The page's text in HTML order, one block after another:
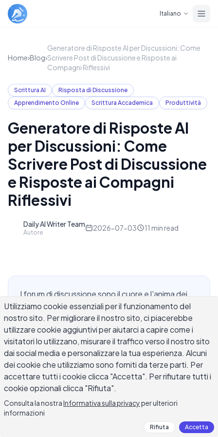
Italiano
Home›Blog›
Generatore di Risposte AI per Discussioni: Come
Scrivere Post di Discussione e Risposte ai
Compagni Riflessivi
Scrittura AI
Risposta di Discussione
Apprendimento Online
Scrittura Accademica Produttività
Generatore di Risposte AI
per Discussioni: Come
Scrivere Post di Discussione
e Risposte ai Compagni
Riflessivi
Daily AI Writer Team
Autore
2026-07-03 11 min read
I forum di discussione sono il cuore e l'anima dei
corsi online. Ogni modulo porta con sé un nuovo
prompt, un post iniziale obbligatorio e almeno due
risposte ai compagni che devono suonare come
se tu abbia effettivamente letto gli argomenti dei
tuoi compagni di classe, non solo riempito una
casella di rubrica. Un generatore di risposte AI per
discussioni ti aiuta a superare il campo di testo
vuoto redigendo una risposta basata sulla lettura
assegnata e sul punto specifico che un
compagno ha sollevato, così dedichi il tuo tempo
a perfezionare le idee invece di fissare il cursore.
Utilizziamo cookie essenziali per il funzionamento del
nostro sito. Per migliorare il nostro sito, ci piacerebbe
utilizzare cookie aggiuntivi per aiutarci a capire come i
visitatori lo utilizzano, misurare il traffico verso il nostro sito
dai social media e personalizzare la tua esperienza. Alcuni
dei cookie che utilizziamo sono forniti da terze parti. Per
accettare tutti i cookie clicca "Accetta". Per rifiutare tutti i
cookie opzionali clicca "Rifiuta".
Consulta la nostraInformativa sulla privacyper ulteriori
informazioni
Rifiuta Accetta